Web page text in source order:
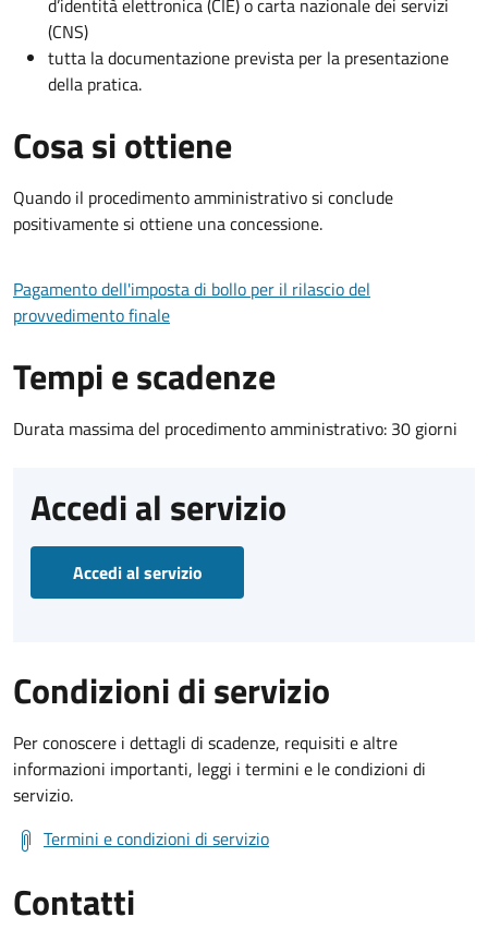
(CNS)
tutta la documentazione prevista per la presentazione
della pratica.
Cosa si ottiene
Quando il procedimento amministrativo si conclude
positivamente si ottiene una concessione.
Pagamento dell'imposta di bollo per il rilascio del
provvedimento finale
Tempi e scadenze
Durata massima del procedimento amministrativo: 30 giorni
Accedi al servizio
Accedi al servizio
Condizioni di servizio
Per conoscere i dettagli di scadenze, requisiti e altre
informazioni importanti, leggi i termini e le condizioni di
servizio.
Termini e condizioni di servizio
Contatti